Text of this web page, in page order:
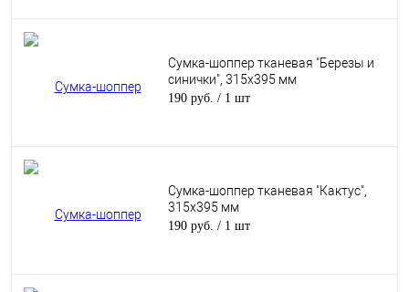
Сумка-шоппер тканевая "Березы и
синички", 315х395 мм
190 руб. / 1 шт
Сумка-шоппер тканевая "Кактус",
315х395 мм
190 руб. / 1 шт